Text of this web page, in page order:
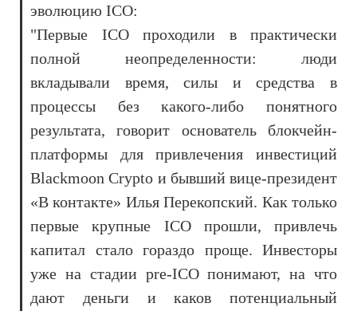
эволюцию ICO:
"Первые ICO проходили в практически
полной неопределенности: люди
вкладывали время, силы и средства в
процессы без какого-либо понятного
результата, говорит основатель блокчейн-
платформы для привлечения инвестиций
Blackmoon Crypto и бывший вице-президент
«В контакте» Илья Перекопский. Как только
первые крупные ICO прошли, привлечь
капитал стало гораздо проще. Инвесторы
уже на стадии pre-ICO понимают, на что
дают деньги и каков потенциальный